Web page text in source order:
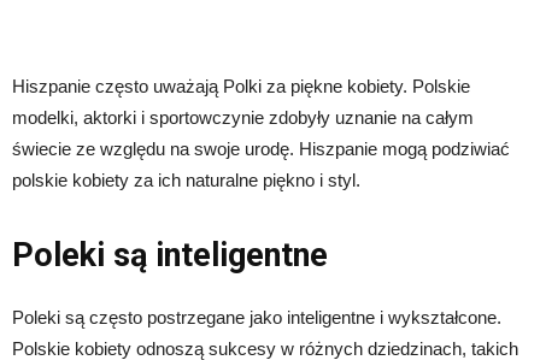
Hiszpanie często uważają Polki za piękne kobiety. Polskie
modelki, aktorki i sportowczynie zdobyły uznanie na całym
świecie ze względu na swoje urodę. Hiszpanie mogą podziwiać
polskie kobiety za ich naturalne piękno i styl.
Poleki są inteligentne
Poleki są często postrzegane jako inteligentne i wykształcone.
Polskie kobiety odnoszą sukcesy w różnych dziedzinach, takich